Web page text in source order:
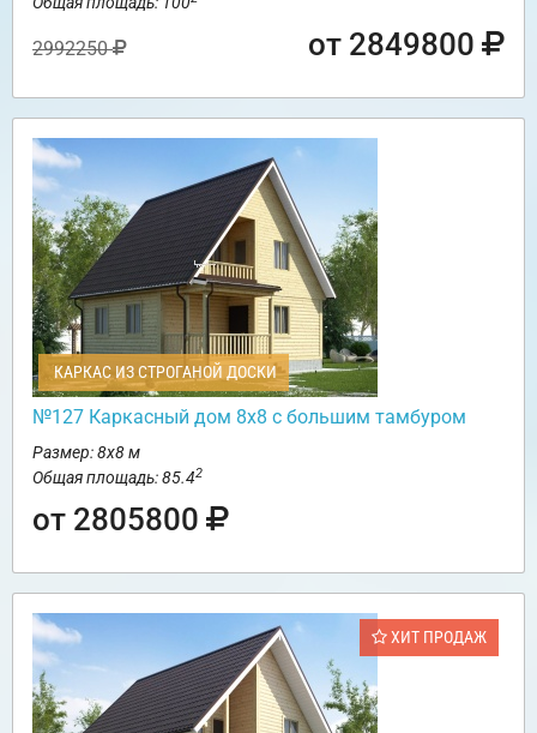
2992250 от 2849800
КАРКАС ИЗ СТРОГАНОЙ ДОСКИ
№127 Каркасный дом 8х8 с большим тамбуром
Размер: 8х8 м
Общая площадь: 85.42
от 2805800
ХИТ ПРОДАЖ